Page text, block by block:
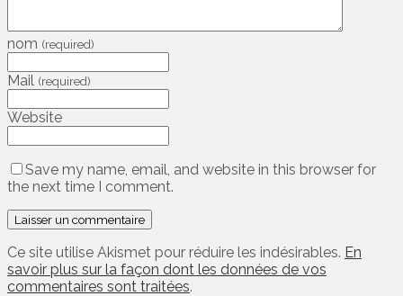
nom (required)
Mail (required)
Website
Save my name, email, and website in this browser for
the next time I comment.
Ce site utilise Akismet pour réduire les indésirables. En
savoir plus sur la façon dont les données de vos
commentaires sont traitées.